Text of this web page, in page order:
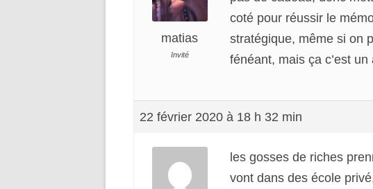
matias
Invité
coté pour réussir le
stratégique, même si on
fénéant, mais ça c’est
22 février 2020 à 18 h 32 min
les gosses de riches
vont dans des école